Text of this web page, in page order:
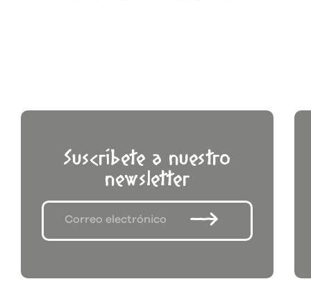
Suscríbete a nuestro
newsletter